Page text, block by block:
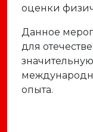
оценки
Данное
для
опыта.